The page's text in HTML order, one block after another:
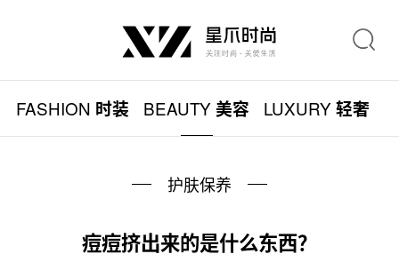
FASHION 时装 BEAUTY美容 LUXURY轻奢
护肤保养
痘痘挤出来的是什么东西？